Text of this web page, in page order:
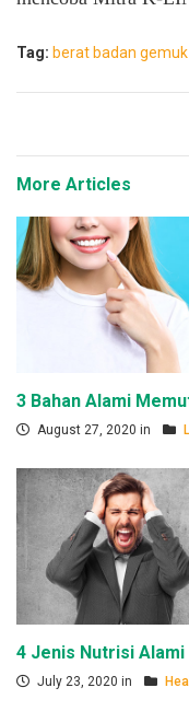
Tag: berat badan gemuk
More Articles
3 Bahan Alami
August 27, 2020 in
4 Jenis Nutrisi
July 23, 2020 in